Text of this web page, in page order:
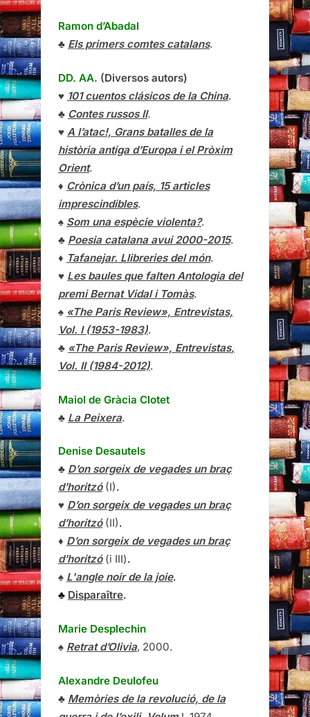
Ramon d’Abadal
♣ Els primers comtes catalans.
DD. AA. (Diversos autors)
♥ 101 cuentos clásicos de la China.
♣ Contes russos II.
♥ A l’atac!, Grans batalles de la
història antiga d’Europa i el Pròxim
Orient.
♦ Crònica d’un país, 15 articles
imprescindibles.
♠ Som una espècie violenta?.
♣ Poesia catalana avui 2000-2015.
♦ Tafanejar. Llibreries del món.
♥ Les baules que falten Antologia del
premi Bernat Vidal i Tomàs.
♠ «The Paris Review», Entrevistas,
Vol. I (1953-1983).
♣ «The Paris Review», Entrevistas,
Vol. II (1984-2012).
Maiol de Gràcia Clotet
♣ La Peixera.
Denise Desautels
♣ D’on sorgeix de vegades un braç
d’horitzó(I).
♥ D’on sorgeix de vegades un braç
d’horitzó(II).
♦ D’on sorgeix de vegades un braç
d’horitzó(i III).
♠ L'angle noir de la joie.
♣ Disparaître.
Marie Desplechin
♠ Retrat d’Olivia, 2000.
Alexandre Deulofeu
♣ Memòries de la revolució, de la